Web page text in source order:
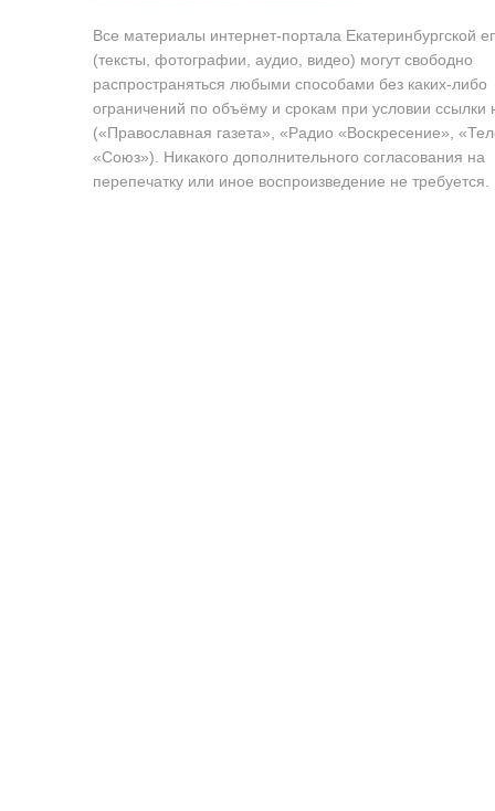
Все материалы интернет-портала Екатеринбургской
(тексты, фотографии, аудио, видео) могут свободно
распространяться любыми способами без каких-либо
ограничений по объёму и срокам при условии ссылки
(«Православная газета», «Радио «Воскресение»,
«Союз»). Никакого дополнительного согласования на
перепечатку или иное воспроизведение не требуется.